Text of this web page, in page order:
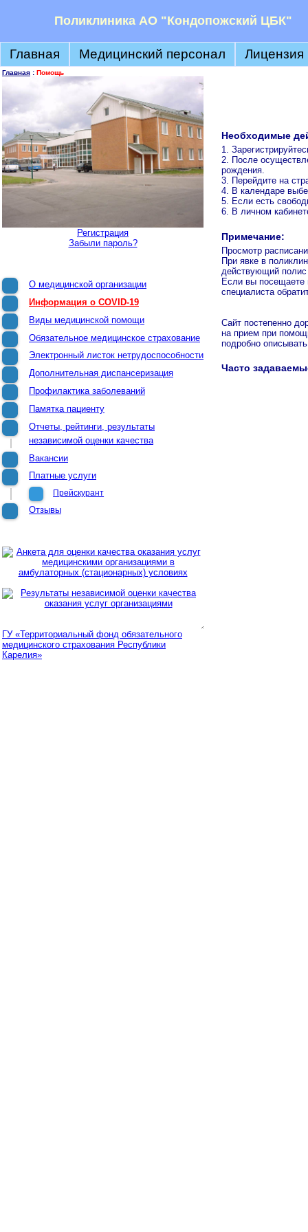
Поликлиника АО "Кондопожский ЦБК"
Главная Медицинский персонал Лицензия
Главная : Помощь
Регистрация
Забыли пароль?
О медицинской организации
Информация о COVID-19
Виды медицинской помощи
Обязательное медицинское страхование
Электронный листок нетрудоспособности
Дополнительная диспансеризация
Профилактика заболеваний
Памятка пациенту
Отчеты, рейтинги, результаты
независимой оценки качества
Вакансии
Платные услуги
Прейскурант
Отзывы
ГУ «Территориальный фонд обязательного
медицинского страхования Республики
Карелия»
Необходимые
1.
2. После
рождения.
3. Перейдите на
4. В календаре
5. Если есть
6. В личном
Примечание:
Просмотр
При явке в
действующий
Если вы
специалиста
Сайт постепенно
на прием при
подробно
Часто